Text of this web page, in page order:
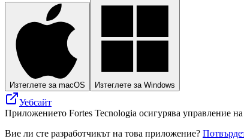
Изтеглете за macOS Изтеглете за Windows
Уебсайт
Приложението Fortes Tecnologia осигурява управление
Вие ли сте разработчикът на това приложение?